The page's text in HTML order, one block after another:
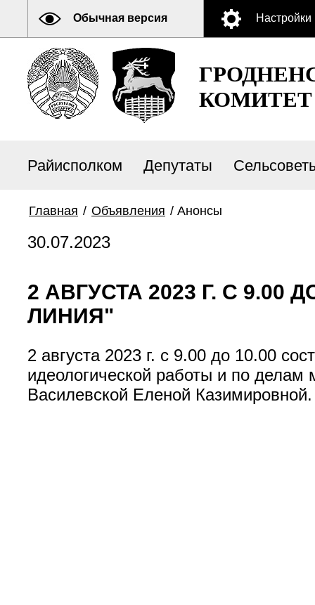
Обычная версия Настройки
КОМИТЕТ
Райисполком Депутаты
Главная / Объявления / Анонсы
30.07.2023
2 АВГУСТА 2023 Г. С
ЛИНИЯ"
2 августа 2023 г. с 9.00 до 10.00
идеологической работы и по делам
Василевской Еленой